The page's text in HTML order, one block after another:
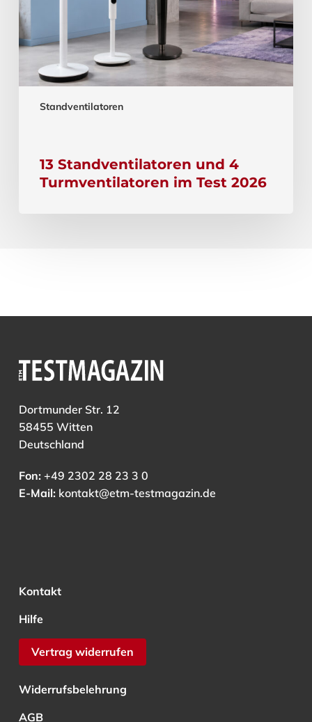
Standventilatoren
13 Standventilatoren und 4
Turmventilatoren im Test 2026
Dortmunder Str. 12
58455 Witten
Deutschland
Fon:+49 2302 28 23 3 0
E-Mail: kontakt@etm-testmagazin.de
Kontakt
Hilfe
Vertrag widerrufen
Widerrufsbelehrung
AGB